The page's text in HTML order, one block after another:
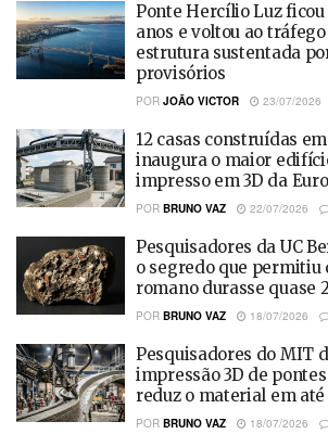
Ponte Hercílio Luz
anos e voltou ao
estrutura sustentada
provisórios
POR JOÃO VICTOR 23/07/2026
12 casas construídas
inaugura o maior
impresso em 3D da
POR BRUNO VAZ 22/07/2026
Pesquisadores da UC
o segredo que permitiu
romano durasse quase
POR BRUNO VAZ 18/07/2026
Pesquisadores do MIT
impressão 3D de
reduz o material em até
POR BRUNO VAZ 18/07/2026